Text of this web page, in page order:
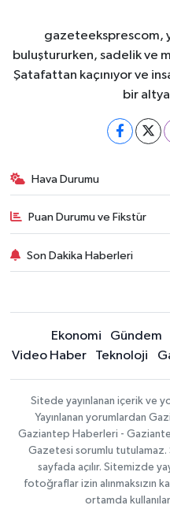
gazeteeksprescom,
buluştururken, sadelik ve
Şatafattan kaçınıyor ve
bir
Hava Durumu
Puan Durumu ve Fikstür
Son Dakika Haberleri
Ekonomi Gündem
Video Haber
Teknoloji
Sitede yayınlanan içerik ve
Yayınlanan yorumlardan
Gaziantep Haberleri -
Gazetesi sorumlu tutulamaz.
sayfada açılır. Sitemizde
fotoğraflar izin alınmaksızın
ortamda